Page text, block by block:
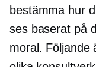
bestämma hur
ses baserat på
moral. Följande